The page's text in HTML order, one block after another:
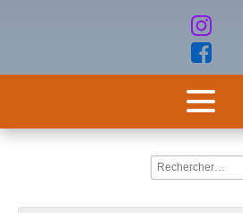
Rechercher :